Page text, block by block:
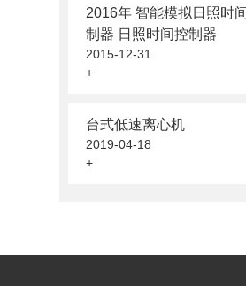
2016年 智能模拟日照时
制器 日照时间控制器
2015-12-31
+
台式低速离心机
2019-04-18
+